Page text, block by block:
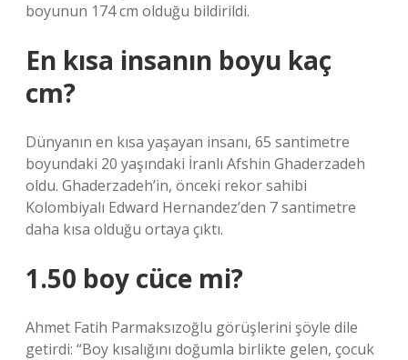
boyunun 174 cm olduğu bildirildi.
En kısa insanın boyu kaç
cm?
Dünyanın en kısa yaşayan insanı, 65 santimetre
boyundaki 20 yaşındaki İranlı Afshin Ghaderzadeh
oldu. Ghaderzadeh’in, önceki rekor sahibi
Kolombiyalı Edward Hernandez’den 7 santimetre
daha kısa olduğu ortaya çıktı.
1.50 boy cüce mi?
Ahmet Fatih Parmaksızoğlu görüşlerini şöyle dile
getirdi: “Boy kısalığını doğumla birlikte gelen, çocuk